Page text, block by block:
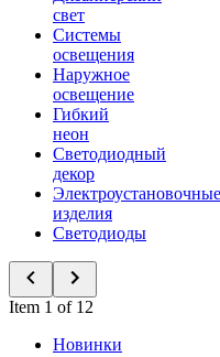
свет
Системы
освещения
Наружное
освещение
Гибкий
неон
Светодиодный
декор
Электроустановочные
изделия
Светодиоды
Item 1 of 12
Новинки